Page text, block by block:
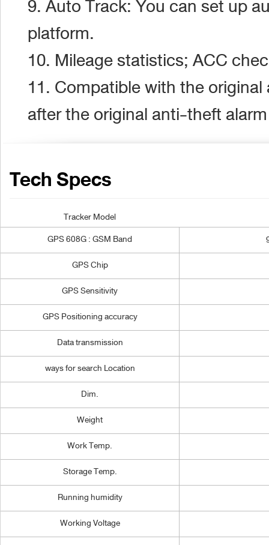
9. Auto Track: You can set up
platform.
10. Mileage statistics; ACC
11. Compatible with the
after the original anti-theft
Tech Specs
Tracker Model
GPS 608G : GSM Band
GPS Chip
GPS Sensitivity
GPS Positioning accuracy
Data transmission
ways for search Location
Dim.
Weight
Work Temp.
Storage Temp.
Running humidity
Working Voltage